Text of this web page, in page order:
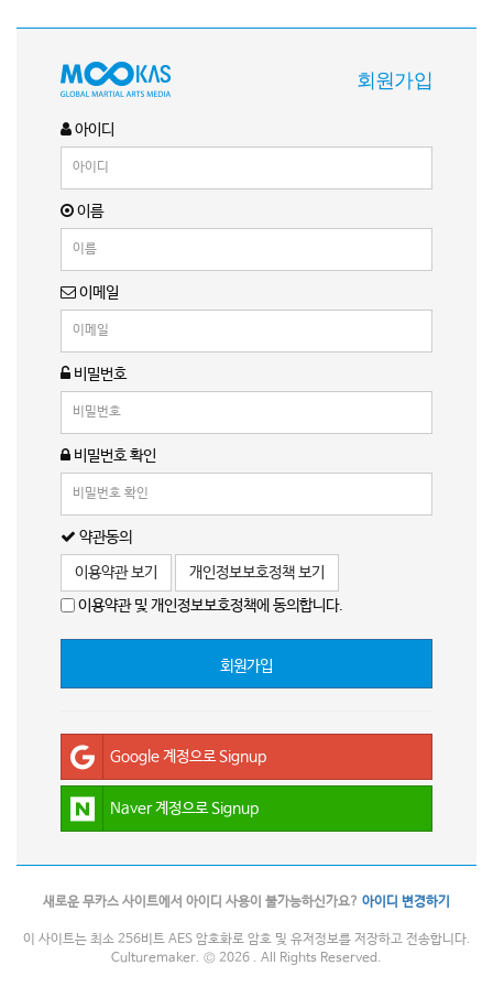
회원가입
아이디
이름
이메일
비밀번호
비밀번호 확인
약관동의
이용약관 보기
개인정보보호정책 보기
이용약관 및 개인정보보호정책에 동의합니다.
회원가입
Google 계정으로 Signup
Naver 계정으로 Signup
새로운 무카스 사이트에서 아이디 사용이 불가능하신가요? 아이디 변경하기
이 사이트는 최소 256비트 AES 암호화로 암호 및 유저정보를 저장하고 전송합니다.
Culturemaker. © 2026 . All Rights Reserved.